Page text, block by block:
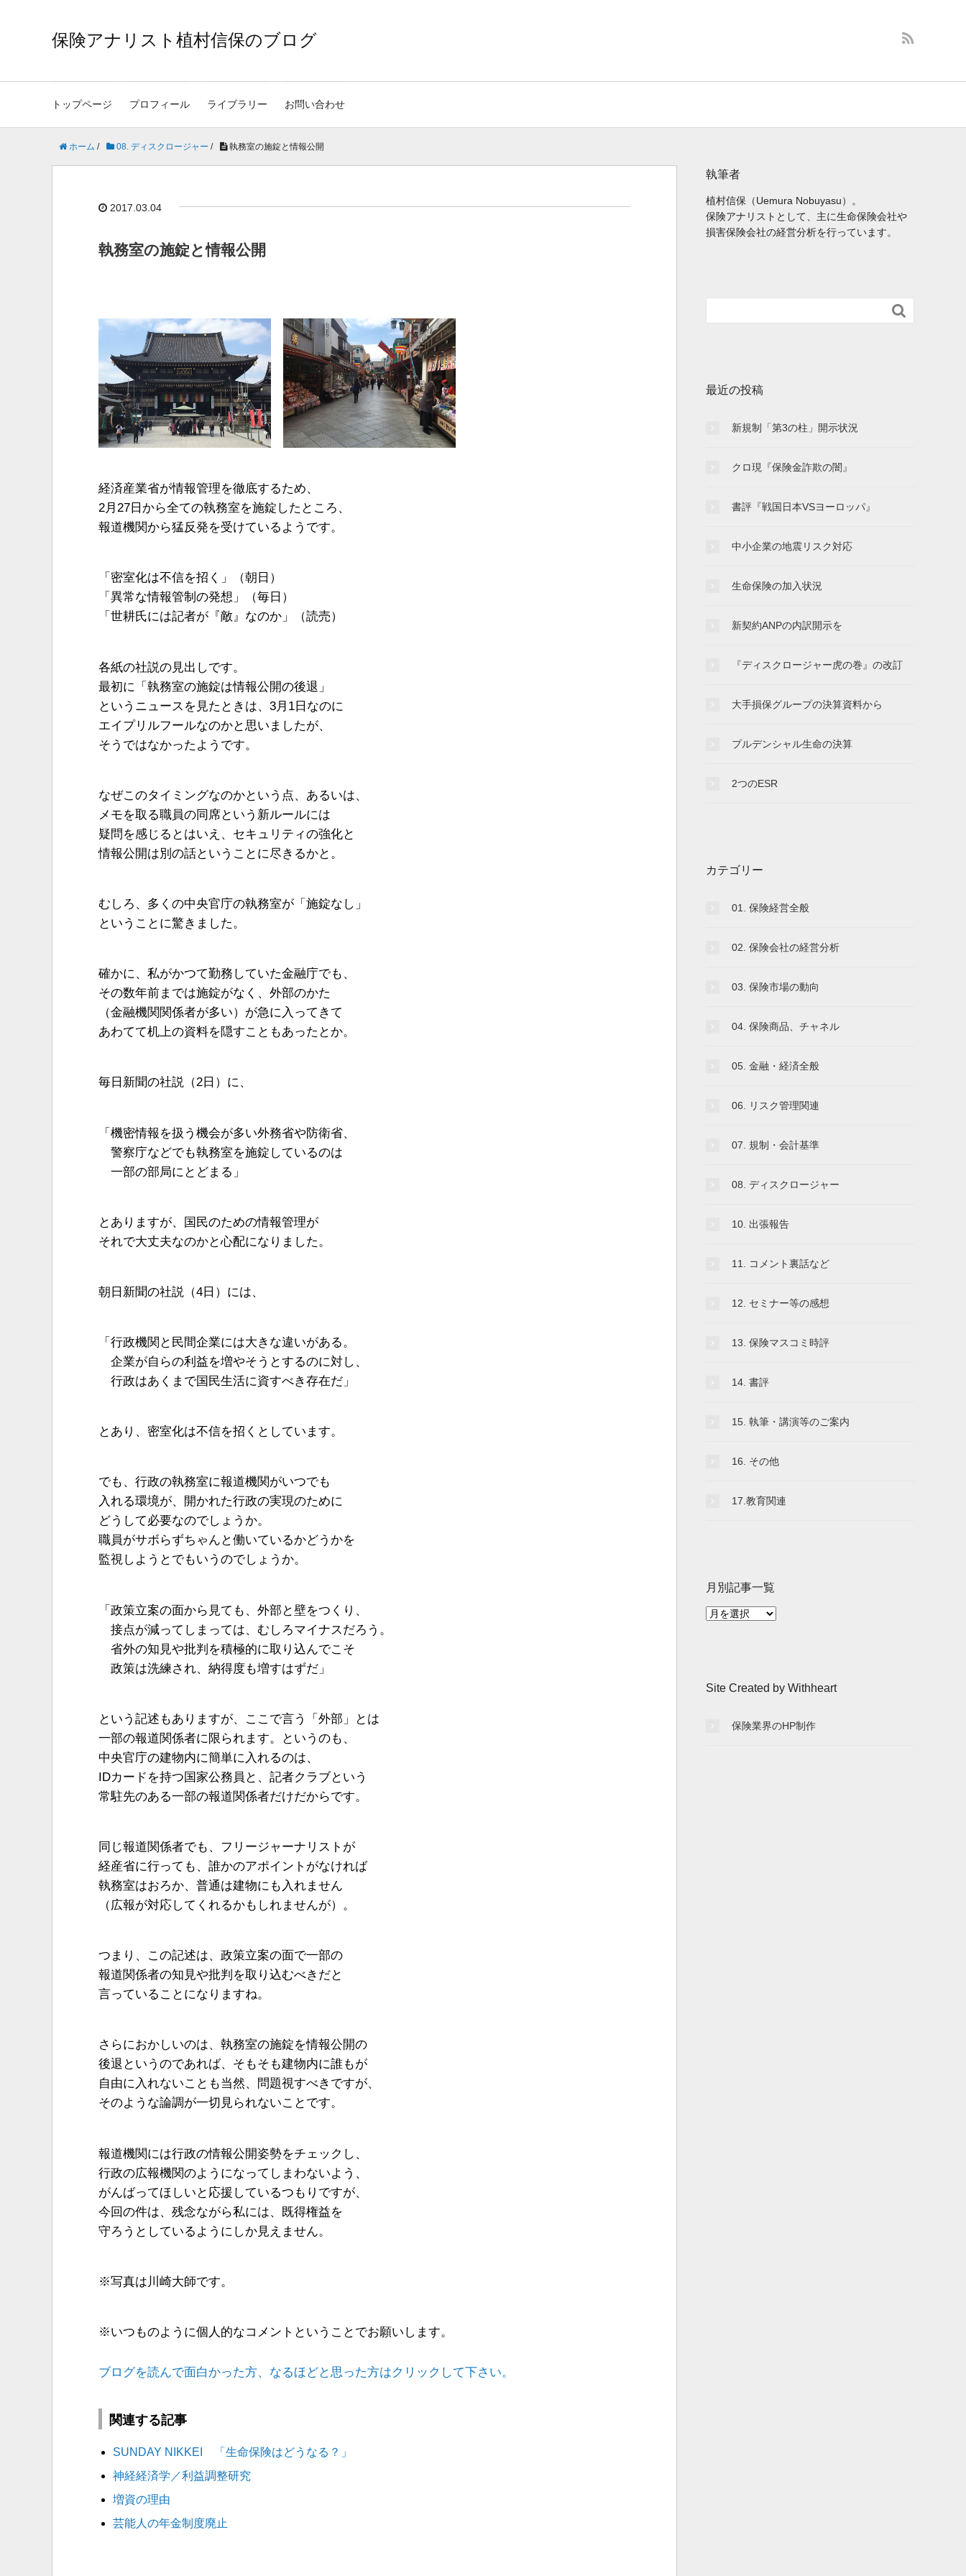
保険アナリスト植村信保のブログ
トップページ プロフィール ライブラリー お問い合わせ
ホーム / 08. ディスクロージャー / 執務室の施錠と情報公開
2017.03.04
執務室の施錠と情報公開
経済産業省が情報管理を徹底するため、
2月27日から全ての執務室を施錠したところ、
報道機関から猛反発を受けているようです。
「密室化は不信を招く」（朝日）
「異常な情報管制の発想」（毎日）
「世耕氏には記者が『敵』なのか」（読売）
各紙の社説の見出しです。
最初に「執務室の施錠は情報公開の後退」
というニュースを見たときは、3月1日なのに
エイプリルフールなのかと思いましたが、
そうではなかったようです。
なぜこのタイミングなのかという点、あるいは、
メモを取る職員の同席という新ルールには
疑問を感じるとはいえ、セキュリティの強化と
情報公開は別の話ということに尽きるかと。
むしろ、多くの中央官庁の執務室が「施錠なし」
ということに驚きました。
確かに、私がかつて勤務していた金融庁でも、
その数年前までは施錠がなく、外部のかた
（金融機関関係者が多い）が急に入ってきて
あわてて机上の資料を隠すこともあったとか。
毎日新聞の社説（2日）に、
「機密情報を扱う機会が多い外務省や防衛省、
警察庁などでも執務室を施錠しているのは
一部の部局にとどまる」
とありますが、国民のための情報管理が
それで大丈夫なのかと心配になりました。
朝日新聞の社説（4日）には、
「行政機関と民間企業には大きな違いがある。
企業が自らの利益を増やそうとするのに対し、
行政はあくまで国民生活に資すべき存在だ」
とあり、密室化は不信を招くとしています。
でも、行政の執務室に報道機関がいつでも
入れる環境が、開かれた行政の実現のために
どうして必要なのでしょうか。
職員がサボらずちゃんと働いているかどうかを
監視しようとでもいうのでしょうか。
「政策立案の面から見ても、外部と壁をつくり、
接点が減ってしまっては、むしろマイナスだろう。
省外の知見や批判を積極的に取り込んでこそ
政策は洗練され、納得度も増すはずだ」
という記述もありますが、ここで言う「外部」とは
一部の報道関係者に限られます。というのも、
中央官庁の建物内に簡単に入れるのは、
IDカードを持つ国家公務員と、記者クラブという
常駐先のある一部の報道関係者だけだからです。
同じ報道関係者でも、フリージャーナリストが
経産省に行っても、誰かのアポイントがなければ
執務室はおろか、普通は建物にも入れません
（広報が対応してくれるかもしれませんが）。
つまり、この記述は、政策立案の面で一部の
報道関係者の知見や批判を取り込むべきだと
言っていることになりますね。
さらにおかしいのは、執務室の施錠を情報公開の
後退というのであれば、そもそも建物内に誰もが
自由に入れないことも当然、問題視すべきですが、
そのような論調が一切見られないことです。
報道機関には行政の情報公開姿勢をチェックし、
行政の広報機関のようになってしまわないよう、
がんばってほしいと応援しているつもりですが、
今回の件は、残念ながら私には、既得権益を
守ろうとしているようにしか見えません。
※写真は川崎大師です。
※いつものように個人的なコメントということでお願いします。
ブログを読んで面白かった方、なるほどと思った方はクリックして下さい。
関連する記事
SUNDAY NIKKEI 「生命保険はどうなる？」
神経経済学／利益調整研究
増資の理由
芸能人の年金制度廃止
執筆者
植村信保（Uemura Nobuyasu）。
保険アナリストとして、主に生命保険会社や
損害保険会社の経営分析を行っています。

最近の投稿
新規制「第3の柱」開示状況
クロ現『保険金詐欺の闇』
書評『戦国日本VSヨーロッパ』
中小企業の地震リスク対応
生命保険の加入状況
新契約ANPの内訳開示を
『ディスクロージャー虎の巻』の改訂
大手損保グループの決算資料から
プルデンシャル生命の決算
2つのESR
カテゴリー
01. 保険経営全般
02. 保険会社の経営分析
03. 保険市場の動向
04. 保険商品、チャネル
05. 金融・経済全般
06. リスク管理関連
07. 規制・会計基準
08. ディスクロージャー
10. 出張報告
11. コメント裏話など
12. セミナー等の感想
13. 保険マスコミ時評
14. 書評
15. 執筆・講演等のご案内
16. その他
17.教育関連
月別記事一覧
月
覧
Site Created by Withheart
保険業界のHP制作